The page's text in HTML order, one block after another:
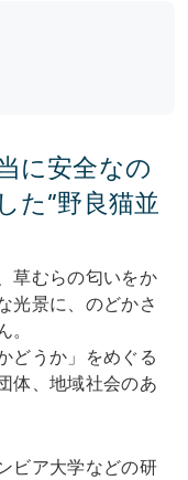
に安全なの
た“野良猫並
草むらの匂いをか
景に、のどかさ
どうか」をめぐる
体、地域社会のあ
ビア大学などの研